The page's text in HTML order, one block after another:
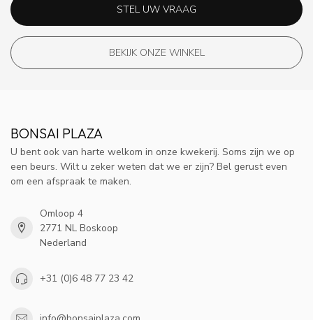
STEL UW VRAAG
BEKIJK ONZE WINKEL
BONSAI PLAZA
U bent ook van harte welkom in onze kwekerij. Soms zijn we op
een beurs. Wilt u zeker weten dat we er zijn? Bel gerust even
om een afspraak te maken.
Omloop 4
2771 NL Boskoop
Nederland
+31 (0)6 48 77 23 42